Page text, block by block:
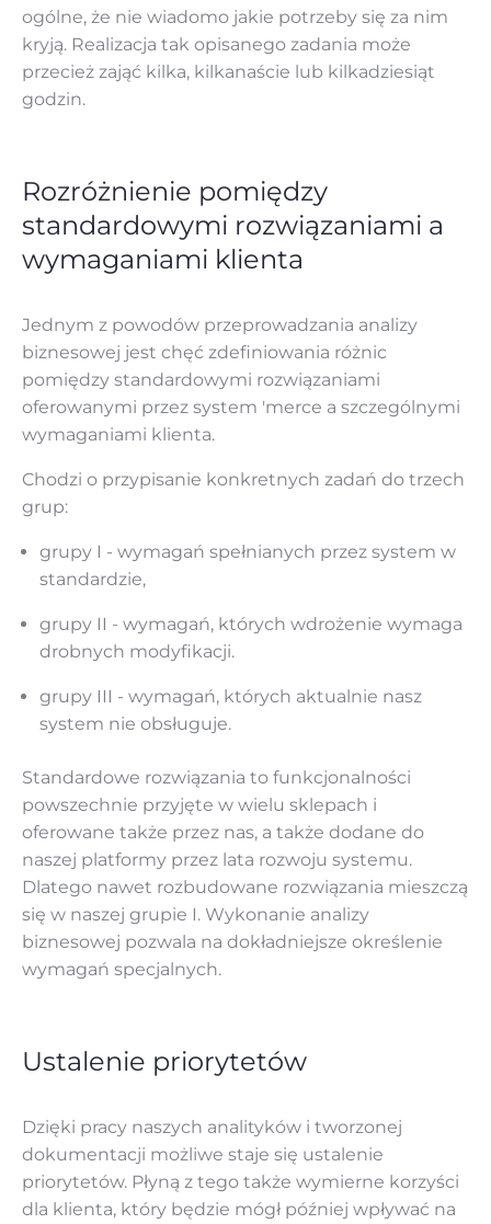
ogólne, że nie wiadomo jakie potrzeby się za nim
kryją. Realizacja tak opisanego zadania może
przecież zająć kilka, kilkanaście lub kilkadziesiąt
godzin.
Rozróżnienie pomiędzy
standardowymi rozwiązaniami a
wymaganiami klienta
Jednym z powodów przeprowadzania analizy
biznesowej jest chęć zdefiniowania różnic
pomiędzy standardowymi rozwiązaniami
oferowanymi przez system 'merce a szczególnymi
wymaganiami klienta.
Chodzi o przypisanie konkretnych zadań do trzech
grup:
grupy I - wymagań spełnianych przez system w
standardzie,
grupy II - wymagań, których wdrożenie wymaga
drobnych modyfikacji.
grupy III - wymagań, których aktualnie nasz
system nie obsługuje.
Standardowe rozwiązania to funkcjonalności
powszechnie przyjęte w wielu sklepach i
oferowane także przez nas, a także dodane do
naszej platformy przez lata rozwoju systemu.
Dlatego nawet rozbudowane rozwiązania mieszczą
się w naszej grupie I. Wykonanie analizy
biznesowej pozwala na dokładniejsze określenie
wymagań specjalnych.
Ustalenie priorytetów
Dzięki pracy naszych analityków i tworzonej
dokumentacji możliwe staje się ustalenie
priorytetów. Płyną z tego także wymierne korzyści
dla klienta, który będzie mógł później wpływać na